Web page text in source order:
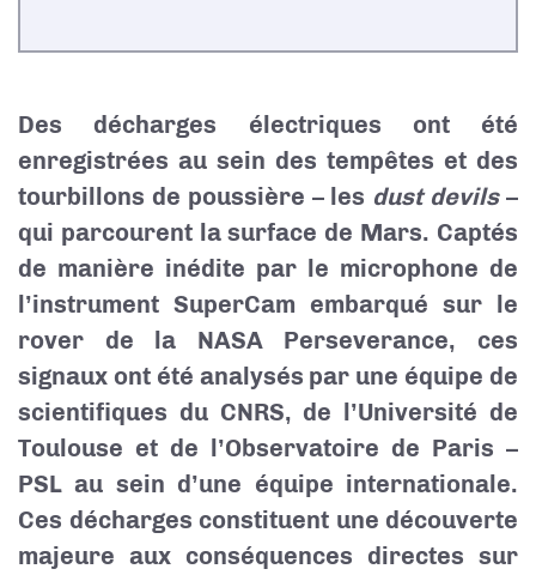
Des décharges électriques ont été
enregistrées au sein des tempêtes et des
tourbillons de poussière – les dust devils–
qui parcourent la surface de Mars. Captés
de manière inédite par le microphone de
l’instrument SuperCam embarqué sur le
rover de la NASA Perseverance, ces
signaux ont été analysés par une équipe de
scientifiques du CNRS, de l’Université de
Toulouse et de l’Observatoire de Paris –
PSL au sein d’une équipe internationale.
Ces décharges constituent une découverte
majeure aux conséquences directes sur